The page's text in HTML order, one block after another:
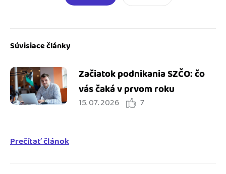
Súvisiace články
Začiatok podnikania SZČO: čo
vás čaká v prvom roku
15. 07. 2026 7
Prečítať článok